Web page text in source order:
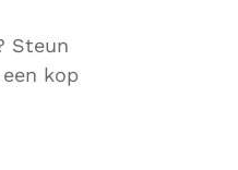
Steun
kop